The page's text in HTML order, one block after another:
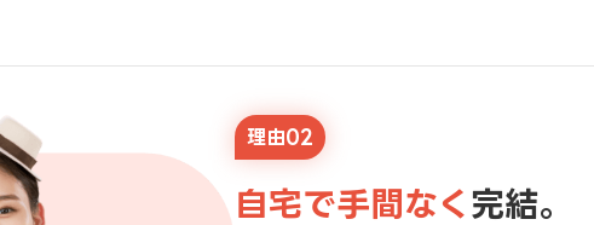
理由02
自宅で手間なく 完結。